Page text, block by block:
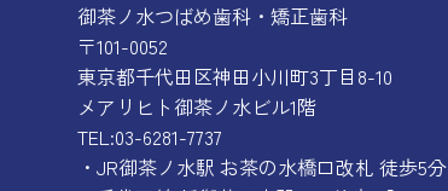
御茶ノ水つばめ歯科・矯正歯科
〒101-0052
東京都千代田区神田小川町3丁目8-10
メアリヒト御茶ノ水ビル1階
TEL:03-6281-7737
・JR御茶ノ水駅 お茶の水橋口改札 徒歩5分